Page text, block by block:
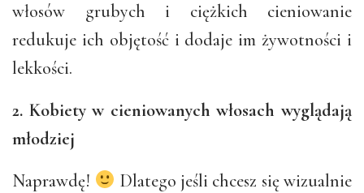
włosów grubych i ciężkich cieniowanie
redukuje ich objętość i dodaje im żywotności i
lekkości.
2. Kobiety w cieniowanych włosach wyglądają
młodziej
Naprawdę!
Dlatego jeśli chcesz się wizualnie